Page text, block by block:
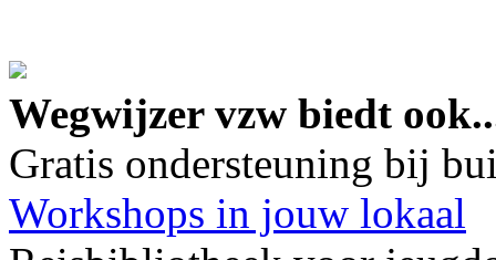
Wegwijzer vzw biedt
Gratis ondersteuning bij
Workshops in jouw lokaal